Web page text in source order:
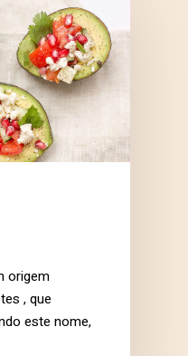
origem
, que
este nome,